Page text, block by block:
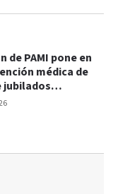
de PAMI pone en
médica de
jubilados